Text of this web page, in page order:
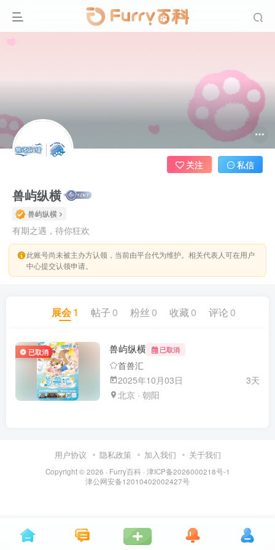
兽屿纵横
兽屿纵横
有期之遇，待你狂欢
关注 私信
此账号尚未被主办方认领，当前由平台代为维护。相关代表人可在用户
中心提交认领申请。
展会1 帖子 0 粉丝 0 收藏 0 评论 0
已取消 兽屿纵横 已取消
首兽汇
2025年10月03日
3天
北京 · 朝阳
用户协议 隐私政策 加入我们 关于我们
Copyright © 2026 · Furry百科· 津ICP备2026000218号-1
津公网安备12010402002427号